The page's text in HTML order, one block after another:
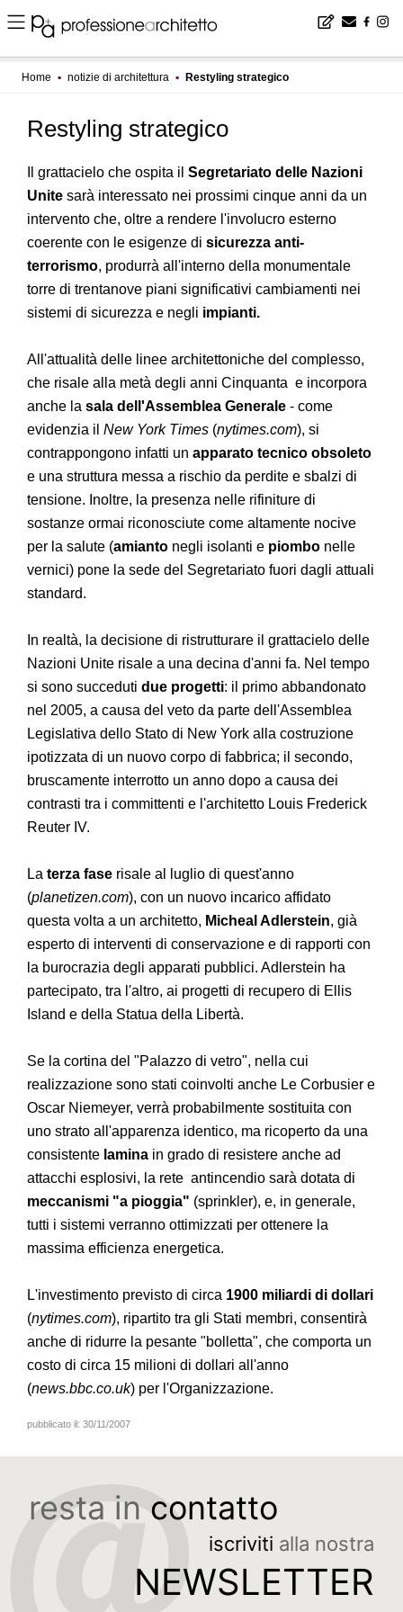
Home ▪ notizie di architettura ▪ Restyling strategico
Restyling strategico
Il grattacielo che ospita il Segretariato delle Nazioni
Unite sarà interessato nei prossimi cinque anni da un
intervento che, oltre a rendere l'involucro esterno
coerente con le esigenze di sicurezza anti-
terrorismo, produrrà all'interno della monumentale
torre di trentanove piani significativi cambiamenti nei
sistemi di sicurezza e negli impianti.
All'attualità delle linee architettoniche del complesso,
che risale alla metà degli anni Cinquanta e incorpora
anche la sala dell'Assemblea Generale - come
evidenzia il New York Times (nytimes.com), si
contrappongono infatti un apparato tecnico obsoleto
e una struttura messa a rischio da perdite e sbalzi di
tensione. Inoltre, la presenza nelle rifiniture di
sostanze ormai riconosciute come altamente nocive
per la salute (amianto negli isolanti e piombo nelle
vernici) pone la sede del Segretariato fuori dagli attuali
standard.
In realtà, la decisione di ristrutturare il grattacielo delle
Nazioni Unite risale a una decina d'anni fa. Nel tempo
si sono succeduti due progetti: il primo abbandonato
nel 2005, a causa del veto da parte dell'Assemblea
Legislativa dello Stato di New York alla costruzione
ipotizzata di un nuovo corpo di fabbrica; il secondo,
bruscamente interrotto un anno dopo a causa dei
contrasti tra i committenti e l'architetto Louis Frederick
Reuter IV.
La terza fase risale al luglio di quest'anno
(planetizen.com), con un nuovo incarico affidato
questa volta a un architetto, Micheal Adlerstein, già
esperto di interventi di conservazione e di rapporti con
la burocrazia degli apparati pubblici. Adlerstein ha
partecipato, tra l'altro, ai progetti di recupero di Ellis
Island e della Statua della Libertà.
Se la cortina del "Palazzo di vetro", nella cui
realizzazione sono stati coinvolti anche Le Corbusier e
Oscar Niemeyer, verrà probabilmente sostituita con
uno strato all'apparenza identico, ma ricoperto da una
consistente lamina in grado di resistere anche ad
attacchi esplosivi, la rete antincendio sarà dotata di
meccanismi "a pioggia" (sprinkler), e, in generale,
tutti i sistemi verranno ottimizzati per ottenere la
massima efficienza energetica.
L'investimento previsto di circa 1900 miliardi di dollari
(nytimes.com), ripartito tra gli Stati membri, consentirà
anche di ridurre la pesante "bolletta", che comporta un
costo di circa 15 milioni di dollari all'anno
(news.bbc.co.uk) per l'Organizzazione.
pubblicato il: 30/11/2007
resta in contatto
iscriviti alla nostra
NEWSLETTER